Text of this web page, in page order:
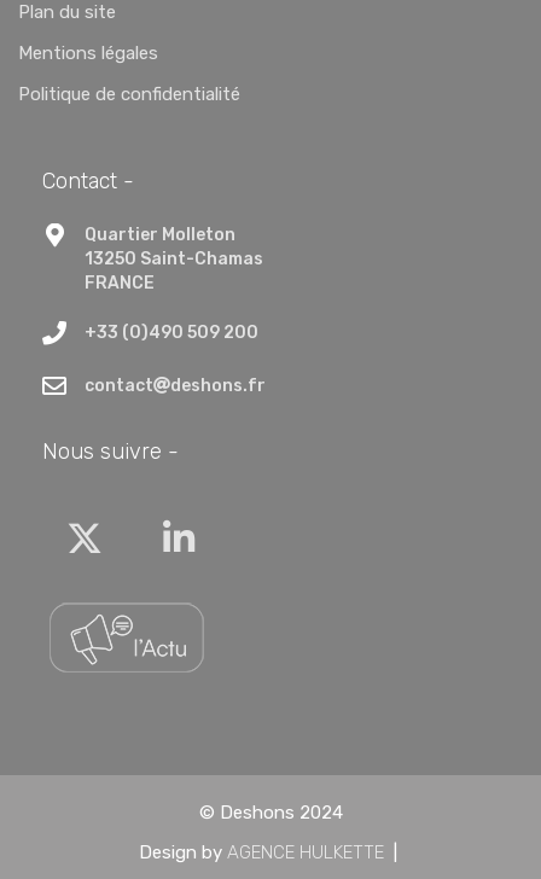
Plan du site
Mentions légales
Politique de confidentialité
Contact -
Quartier Molleton
13250 Saint-Chamas
FRANCE
+33 (0)490 509 200
contact deshons.fr
Nous suivre -
TwitterLinkedin
© Deshons 2024
Design by AGENCE HULKETTE